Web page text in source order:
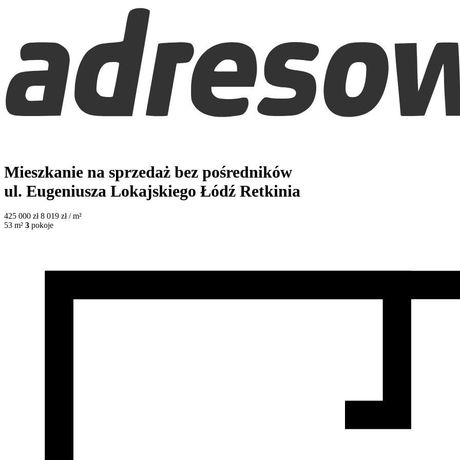
Mieszkanie na sprzedaż bez pośredników
ul. Eugeniusza Lokajskiego Łódź Retkinia
425 000 zł 8 019 zł / m²
53 m² 3 pokoje